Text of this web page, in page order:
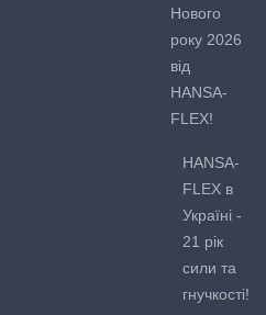
Нового
року 2026
від
HANSA-
FLEX!
HANSA-
FLEX в
Україні -
21 рік
сили та
гнучкості!